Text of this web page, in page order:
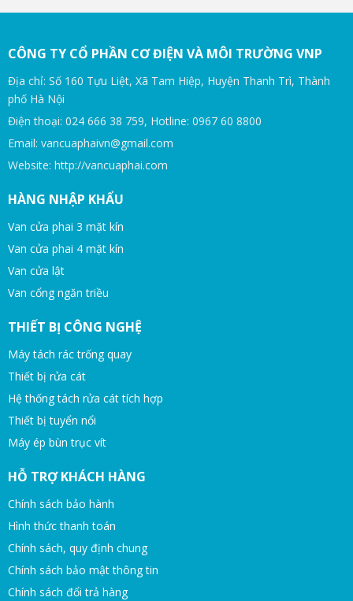
CÔNG TY CỔ PHẦN CƠ ĐIỆN VÀ MÔI TRƯỜNG VNP
Địa chỉ: Số 160 Tựu Liệt, Xã Tam Hiệp, Huyện Thanh Trì, Thành
phố Hà Nội
Điện thoại: 024 666 38 759, Hotline: 0967 60 8800
Email: vancuaphaivn@gmail.com
Website: http://vancuaphai.com
HÀNG NHẬP KHẨU
Van cửa phai 3 mặt kín
Van cửa phai 4 mặt kín
Van cửa lật
Van cổng ngăn triều
THIẾT BỊ CÔNG NGHỆ
Máy tách rác trống quay
Thiết bị rửa cát
Hệ thống tách rửa cát tích hợp
Thiết bị tuyển nổi
Máy ép bùn trục vít
HỖ TRỢ KHÁCH HÀNG
Chính sách bảo hành
Hình thức thanh toán
Chính sách, quy định chung
Chính sách bảo mật thông tin
Chính sách đổi trả hàng